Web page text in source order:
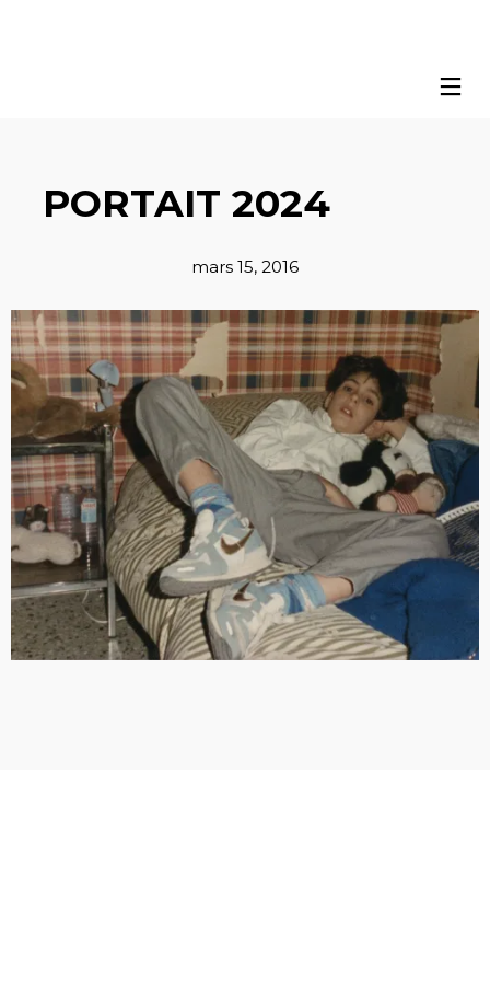
PORTAIT 2024
mars 15, 2016